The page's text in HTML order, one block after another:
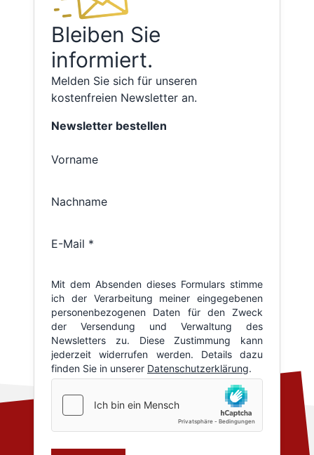
Bleiben Sie
informiert.
Melden Sie sich für unseren
kostenfreien Newsletter an.